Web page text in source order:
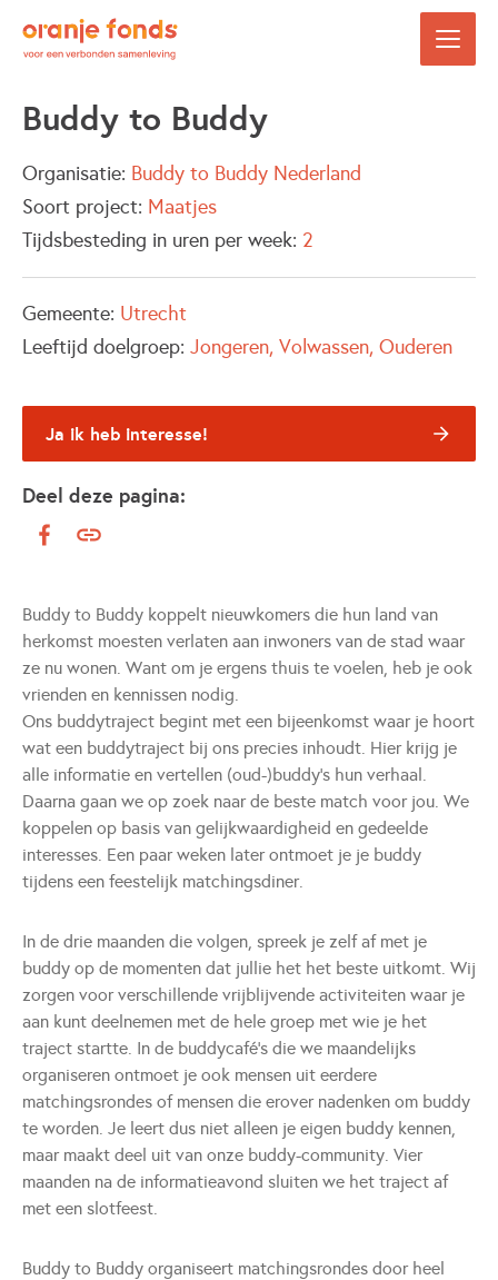
Buddy to Buddy
Organisatie: Buddy to Buddy Nederland
Soort project: Maatjes
Tijdsbesteding in uren per week: 2
Gemeente: Utrecht
Leeftijd doelgroep: Jongeren Volwassen Ouderen
Ja ik heb interesse!
Deel deze pagina:
Buddy to Buddy koppelt nieuwkomers die hun land van
herkomst moesten verlaten aan inwoners van de stad waar
ze nu wonen. Want om je ergens thuis te voelen, heb je ook
vrienden en kennissen nodig.
Ons buddytraject begint met een bijeenkomst waar je hoort
wat een buddytraject bij ons precies inhoudt. Hier krijg je
alle informatie en vertellen (oud-)buddy’s hun verhaal.
Daarna gaan we op zoek naar de beste match voor jou. We
koppelen op basis van gelijkwaardigheid en gedeelde
interesses. Een paar weken later ontmoet je je buddy
tijdens een feestelijk matchingsdiner.
In de drie maanden die volgen, spreek je zelf af met je
buddy op de momenten dat jullie het het beste uitkomt. Wij
zorgen voor verschillende vrijblijvende activiteiten waar je
aan kunt deelnemen met de hele groep met wie je het
traject startte. In de buddycafé’s die we maandelijks
organiseren ontmoet je ook mensen uit eerdere
matchingsrondes of mensen die erover nadenken om buddy
te worden. Je leert dus niet alleen je eigen buddy kennen,
maar maakt deel uit van onze buddy-community. Vier
maanden na de informatieavond sluiten we het traject af
met een slotfeest.
Buddy to Buddy organiseert matchingsrondes door heel